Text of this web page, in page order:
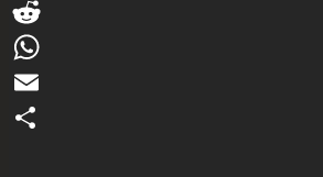
Threads
Reddit
WhatsApp
Email